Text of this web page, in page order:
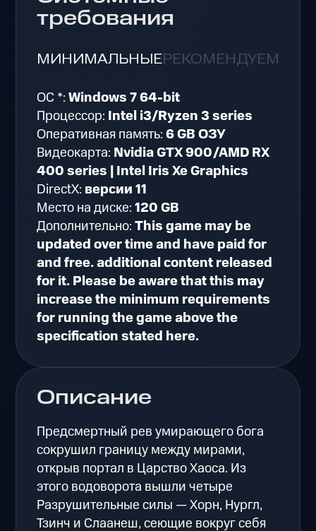
Описание
Предсмертный рев умирающего бога
сокрушил границу между мирами,
открыв портал в Царство Хаоса. Из
этого водоворота вышли четыре
Разрушительные силы — Хорн, Нургл,
Тзинч и Слаанеш, сеющие вокруг себя
требования
МИНИМАЛЬНЫЕРЕКОМЕНДУЕМЫЕ
ОС *:Windows 7 64-bit
Процессор: Intel i3/Ryzen 3 series
Оперативная память:6 GB ОЗУ
Видеокарта: Nvidia GTX 900/AMD RX
400 series | Intel Iris Xe Graphics
DirectX: версии 11
Место на диске:120 GB
Дополнительно:This game may be
updated over time and have paid for
and free. additional content released
for it. Please be aware that this may
increase the minimum requirements
for running the game above the
specification stated here.